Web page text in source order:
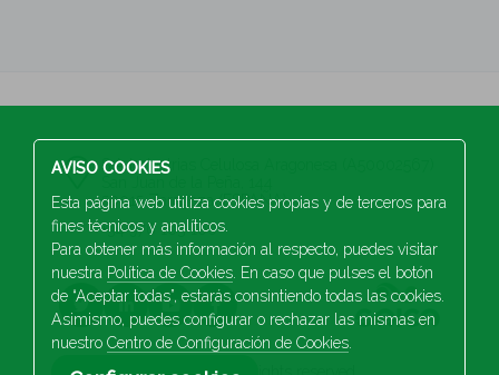
S.A Industrias Celulosa Aragonesa (A50002567)
50015 Zaragoza (ESPAÑA)
+34 976 103 100
AVISO COOKIES
Esta página web utiliza cookies propias y de terceros para
fines técnicos y analíticos.
Para obtener más información al respecto, puedes visitar
nuestra Política de Cookies . En caso que pulses el botón
de “Aceptar todas”, estarás consintiendo todas las cookies.
Asimismo, puedes configurar o rechazar las mismas en
nuestro Centro de Configuración de Cookies